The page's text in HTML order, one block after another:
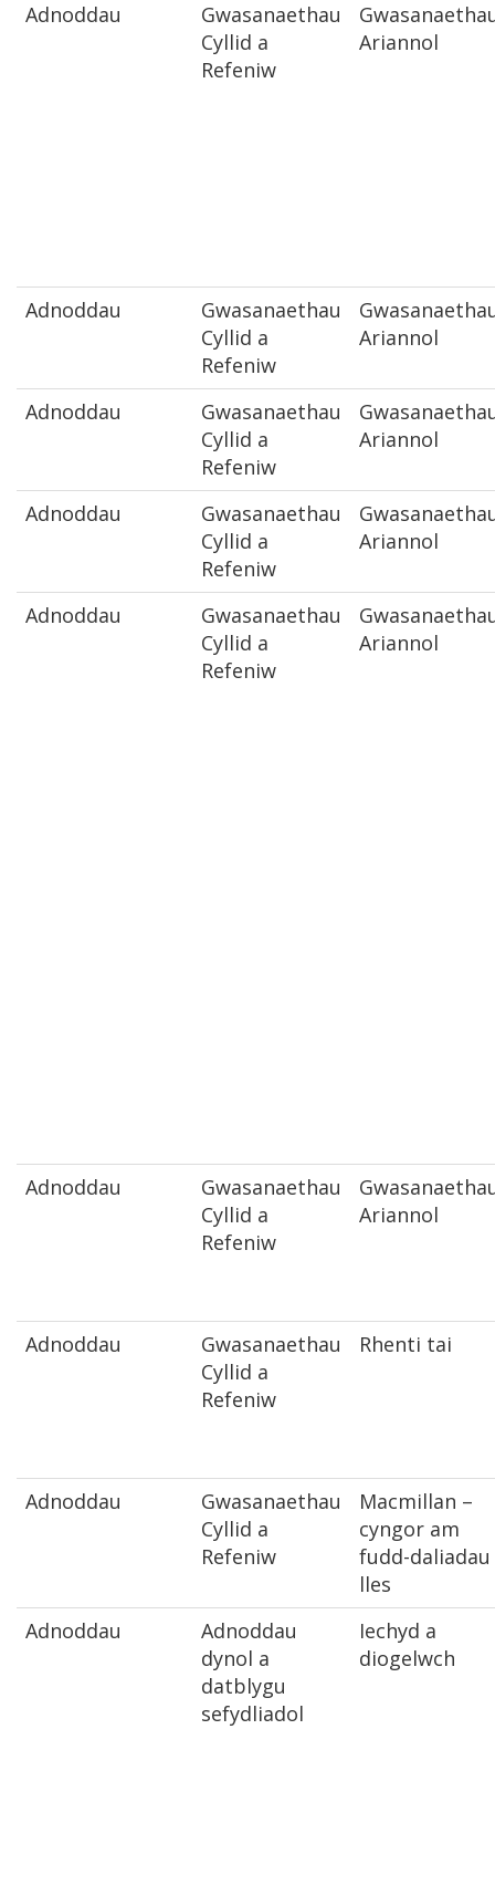
Adnoddau
Gwasanaethau
Cyllid a
Refeniw
Ariannol
Adnoddau
Gwasanaethau
Cyllid a
Refeniw
Ariannol
Adnoddau
Gwasanaethau
Cyllid a
Refeniw
Ariannol
Adnoddau
Gwasanaethau
Cyllid a
Refeniw
Ariannol
Adnoddau
Gwasanaethau
Cyllid a
Refeniw
Ariannol
Adnoddau
Gwasanaethau
Cyllid a
Refeniw
Ariannol
Adnoddau
Gwasanaethau
Cyllid a
Refeniw
Rhenti tai
Adnoddau
Gwasanaethau
Cyllid a
Refeniw
Macmillan –
cyngor am
fudd-daliadau
lles
Adnoddau
Adnoddau
dynol a
datblygu
sefydliadol
Iechyd a
diogelwch